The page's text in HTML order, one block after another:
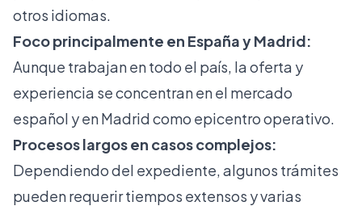
otros idiomas.
Foco principalmente en España y Madrid:
Aunque trabajan en todo el país, la oferta y
experiencia se concentran en el mercado
español y en Madrid como epicentro operativo.
Procesos largos en casos complejos:
Dependiendo del expediente, algunos trámites
pueden requerir tiempos extensos y varias